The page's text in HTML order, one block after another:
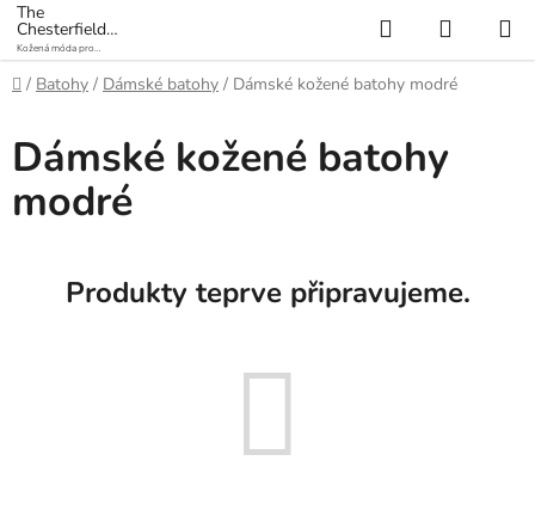
Přejít
na
obsah
The
Chesterfield
Brand
Kožená móda pro
každý den
Hledat
KOŠÍK
Domů
/ Batohy / Dámské batohy / Dámské kožené batohy modré
Dámské kožené batohy
modré
Produkty teprve připravujeme.